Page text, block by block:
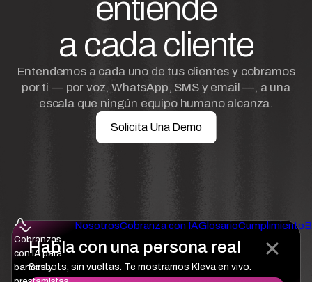
Habla con una persona real
Sin bots, sin vueltas. Te mostramos Kleva en vivo.
entiende
a cada cliente
Entendemos a cada uno de tus clientes y cobramos
por ti — por voz, WhatsApp, SMS y email —, a una
escala que ningún equipo humano alcanza.
Solicita Una Demo
Cobranzas
con IA para
bancos y
NosotrosCobranza con IAGlosarioCumplimiento